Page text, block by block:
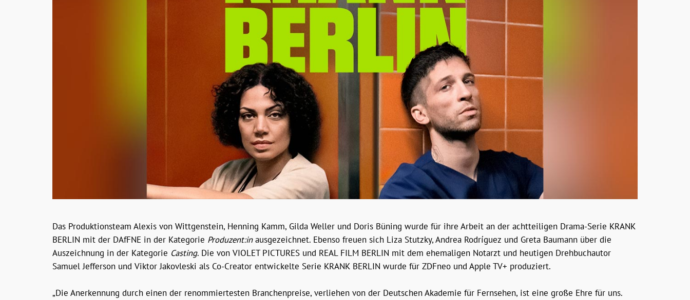
Das Produktionsteam Alexis von Wittgenstein, Henning Kamm, Gilda Weller und Doris Büning wurde für ihre Arbeit an der achtteiligen Drama-Serie KRANK
BERLIN mit der DAfFNE in der Kategorie Produzent:inausgezeichnet. Ebenso freuen sich Liza Stutzky, Andrea Rodríguez und Greta Baumann über die
Auszeichnung in der Kategorie Casting. Die von VIOLET PICTURES und REAL FILM BERLIN mit dem ehemaligen Notarzt und heutigen Drehbuchautor
Samuel Jefferson und Viktor Jakovleski als Co-Creator entwickelte Serie KRANK BERLIN wurde für ZDFneo und Apple TV+ produziert.
„Die Anerkennung durch einen der renommiertesten Branchenpreise, verliehen von der Deutschen Akademie für Fernsehen, ist eine große Ehre für uns.